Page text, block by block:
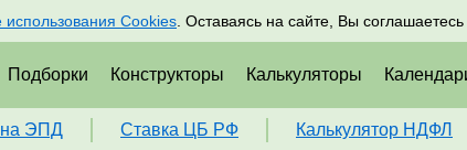
использования Cookies . Оставаясь на сайте, ВыПрисоединяйтесь
Подборки Конструкторы Калькуляторы
на ЭПД Ставка ЦБ РФ Калькулятор НДФЛ